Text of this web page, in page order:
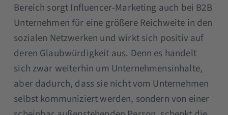
Bereich sorgt Influencer-Marketing auch bei B2B
Unternehmen für eine größere Reichweite in den
sozialen Netzwerken und wirkt sich positiv auf
deren Glaubwürdigkeit aus. Denn es handelt
sich zwar weiterhin um Unternehmensinhalte,
aber dadurch, dass sie nicht vom Unternehmen
selbst kommuniziert werden, sondern von einer